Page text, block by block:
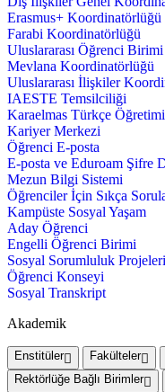
Erasmus+ Koordinatörlüğü
Farabi Koordinatörlüğü
Uluslararası Öğrenci Birimi
Mevlana Koordinatörlüğü
Uluslararası İlişkiler
IAESTE Temsilciliği
Karaelmas Türkçe
Kariyer Merkezi
Öğrenci E-posta
E-posta ve Eduroam Şifre
Mezun Bilgi Sistemi
Öğrenciler İçin Sıkça
Kampüste Sosyal Yaşam
Aday Öğrenci
Engelli Öğrenci Birimi
Sosyal Sorumluluk Projeleri
Öğrenci Konseyi
Sosyal Transkript
Akademik
Enstitüler Fakülteler
Rektörlüğe Bağlı Birimler